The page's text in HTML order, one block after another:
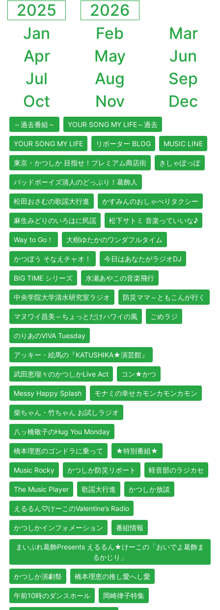
2025
2026
Jan
Feb
Mar
Apr
May
Jun
Jul
Aug
Sep
Oct
Nov Dec
～過去番組～ YOUR SONG MY LIFE～過去
YOUR SONG MY LIFE リポーター BLOG MUSIC LINE
東京・かつしか 目指せ！プレミアム商店街 きしゃぽっぽ
バッドボーイズ清人のどっぷり！葛飾人
松田おさむの歌謡大行進 かすみんのおしゃべりタクシー
麻生みどりのいろはに民謡 松下サトミ 音楽っていいな♪
Way to Go！ 大樹ゆたかのワンダフルタイム
かつぼう そなえチャオ！ 今日はあなたがラジオDJ
BIG TIME シリーズ 水瀬あやこの音楽飛行
中央学院大学清水研究室ラジオ 防災ママ～ともこんが行く
マヌワイ昌美～ちょっとだけハワイの風 ごめラジ
のりあのVIVA Tuesday
アッキー・絵馬の『KATUSHIKA★演芸館』
武田恵瑠々のかつしかLive Act コン★かつ
Messy Happy Splash モナミの幸せカモンカモンカモン
柴ちゃん・竹ちゃん お試しラジオ
八ッ橋敬子のHug You Monday
橋本理恵のゴンドラに乗って ★特別番組★
Music Rocky かつしか防災リポート 軽音部のラジカセ
The Music Player 歌謡大行進 かつしか放談
えるるん♡けーこのValentine’s Radio
かつしかインフォメーション 番組情報
まいぷれ葛飾Presents えるるん★けーこの「おいでよ葛飾ま
るかじり」
かつしか演劇祭 橋本理恵の推し愛へし愛
午前10時のダンスホール 岡崎律子特集